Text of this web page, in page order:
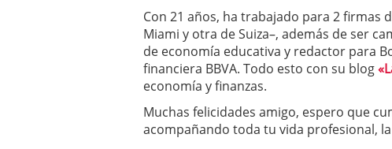
Con 21 años, ha trabajado para 2 firmas
Miami y otra de Suiza–, además de ser
de economía educativa y redactor para
financiera BBVA. Todo esto con su blog
economía y finanzas.
Muchas felicidades amigo, espero que
acompañando toda tu vida profesional,